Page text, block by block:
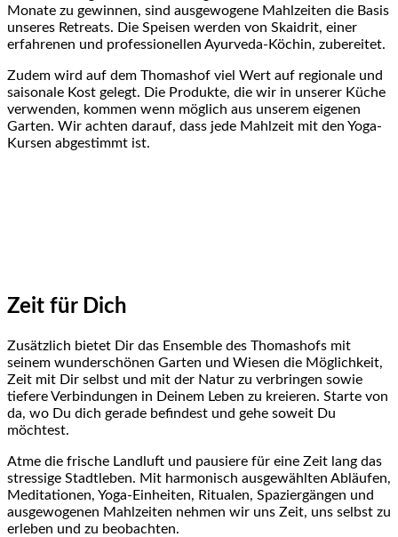
Monate zu gewinnen, sind ausgewogene Mahlzeiten die Basis
unseres Retreats. Die Speisen werden von Skaidrit, einer
erfahrenen und professionellen Ayurveda-Köchin, zubereitet.
Zudem wird auf dem Thomashof viel Wert auf regionale und
saisonale Kost gelegt. Die Produkte, die wir in unserer Küche
verwenden, kommen wenn möglich aus unserem eigenen
Garten. Wir achten darauf, dass jede Mahlzeit mit den Yoga-
Kursen abgestimmt ist.
Zeit für Dich
Zusätzlich bietet Dir das Ensemble des Thomashofs mit
seinem wunderschönen Garten und Wiesen die Möglichkeit,
Zeit mit Dir selbst und mit der Natur zu verbringen sowie
tiefere Verbindungen in Deinem Leben zu kreieren. Starte von
da, wo Du dich gerade befindest und gehe soweit Du
möchtest.
Atme die frische Landluft und pausiere für eine Zeit lang das
stressige Stadtleben. Mit harmonisch ausgewählten Abläufen,
Meditationen, Yoga-Einheiten, Ritualen, Spaziergängen und
ausgewogenen Mahlzeiten nehmen wir uns Zeit, uns selbst zu
erleben und zu beobachten.